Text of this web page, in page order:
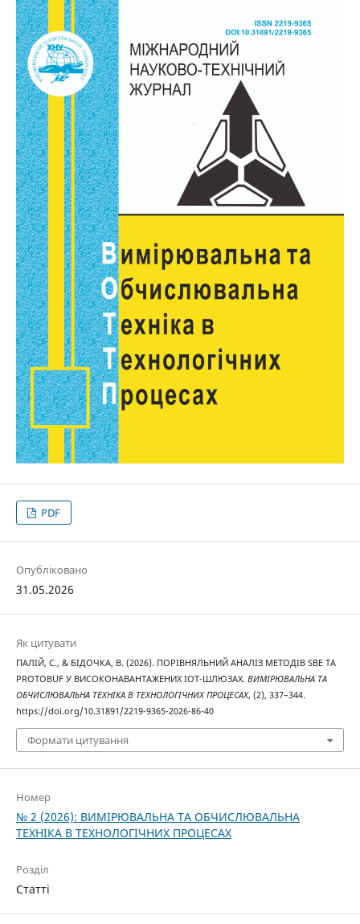
PDF
Опубліковано
31.05.2026
Як цитувати
ПАЛІЙ, С., & БІДОЧКА, В. (2026). ПОРІВНЯЛЬНИЙ АНАЛІЗ МЕТОДІВ SBE ТА
PROTOBUF У ВИСОКОНАВАНТАЖЕНИХ IOT-ШЛЮЗАХ. ВИМІРЮВАЛЬНА ТА
ОБЧИСЛЮВАЛЬНА ТЕХНІКА В ТЕХНОЛОГІЧНИХ ПРОЦЕСАХ, (2), 337–344.
https://doi.org/10.31891/2219-9365-2026-86-40
Формати цитування
Номер
№ 2 (2026): ВИМІРЮВАЛЬНА ТА ОБЧИСЛЮВАЛЬНА
ТЕХНІКА В ТЕХНОЛОГІЧНИХ ПРОЦЕСАХ
Розділ
Статті